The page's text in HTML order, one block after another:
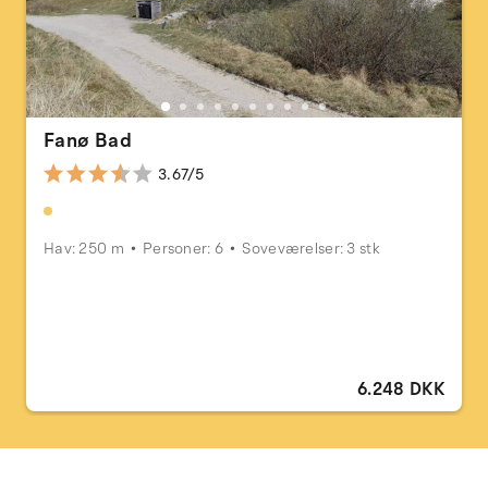
Fanø Bad
3.67/5
Hav: 250 m Personer: 6 Soveværelser: 3 stk
6.248 DKK